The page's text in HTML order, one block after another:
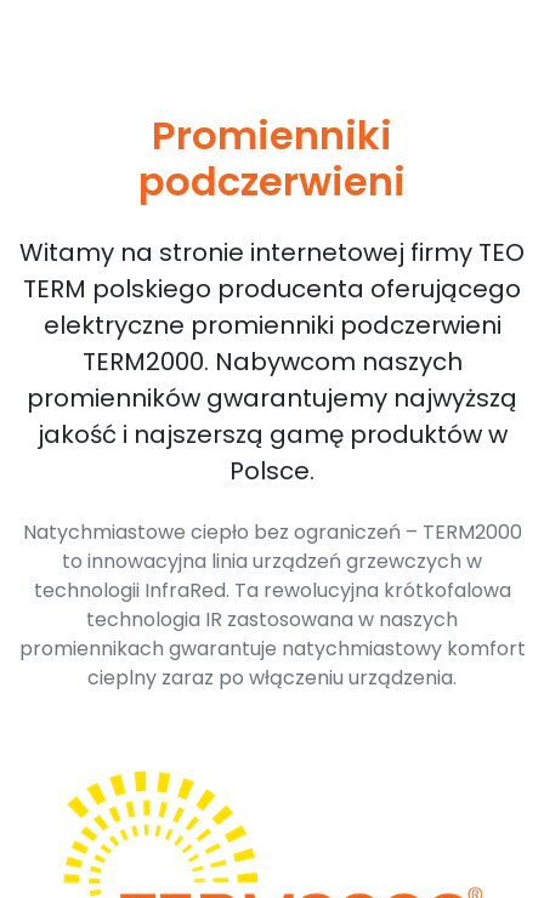
Promienniki
podczerwieni
Witamy na stronie internetowej firmy TEO
TERM polskiego producenta oferującego
elektryczne promienniki podczerwieni
TERM2000. Nabywcom naszych
promienników gwarantujemy najwyższą
jakość i najszerszą gamę produktów w
Polsce.
Natychmiastowe ciepło bez ograniczeń – TERM2000
to innowacyjna linia urządzeń grzewczych w
technologii InfraRed. Ta rewolucyjna krótkofalowa
technologia IR zastosowana w naszych
promiennikach gwarantuje natychmiastowy komfort
cieplny zaraz po włączeniu urządzenia.